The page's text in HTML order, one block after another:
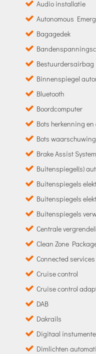
Audio installatie
Autonomous
Bagagedek
Bestuurdersairbag
Binnenspiegel
Bluetooth
Boordcomputer
Bots herkenning
Bots
Brake Assist System
Buitenspiegel(s)
Buitenspiegels
Buitenspiegels
Buitenspiegels
Centrale
Clean Zone
Connected services
Cruise control
Cruise control
DAB
Dakrails
Digitaal
Dimlichten